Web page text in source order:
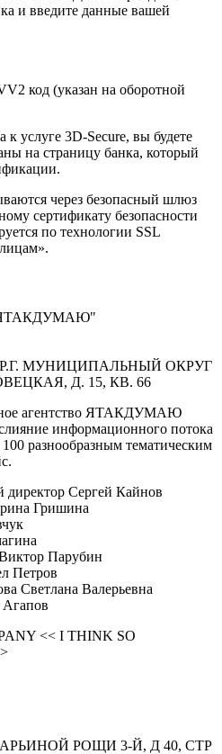
и введите данные вашей
код (указан на оборотной
услуге 3D-Secure, вы будете
на страницу банка, который
через безопасный шлюз
сертификату безопасности
по технологии SSL
МУНИЦИПАЛЬНЫЙ ОКРУГ
Д. 15, КВ. 66
агентство ЯТАКДУМАЮ
информационного потока
разнообразным тематическим
директор Сергей Кайнов
Гришина
Парубин
Петров
Светлана Валерьевна
Агапов
<< I THINK SO
РОЩИ 3-Й, Д 40, СТР